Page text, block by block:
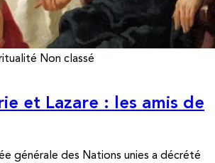
Non classé
et Lazare : les amis de
générale des Nations unies a décrété